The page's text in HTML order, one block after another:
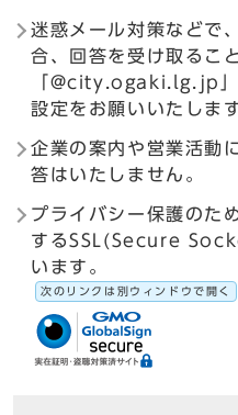
迷惑メール対策などで
合、回答を受け取るこ
「@city.ogaki.lg.jp」
設定をお願いいたします
企業の案内や営業活動
答はいたしません。
プライバシー保護のた
するSSL(Secure
います。
次のリンクは別ウィンドウで開く